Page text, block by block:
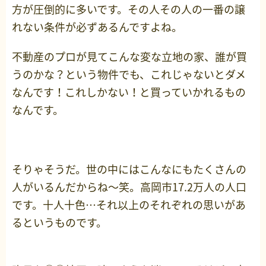
方が圧倒的に多いです。その人その人の一番の譲
れない条件が必ずあるんですよね。
不動産のプロが見てこんな変な立地の家、誰が買
うのかな？という物件でも、これじゃないとダメ
なんです！これしかない！と買っていかれるもの
なんです。
そりゃそうだ。世の中にはこんなにもたくさんの
人がいるんだからね～笑。高岡市17.2万人の人口
です。十人十色…それ以上のそれぞれの思いがあ
るというものです。